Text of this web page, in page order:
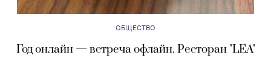
ОБЩЕСТВО
Год онлайн — встреча офлайн. Ресторан "LEA"